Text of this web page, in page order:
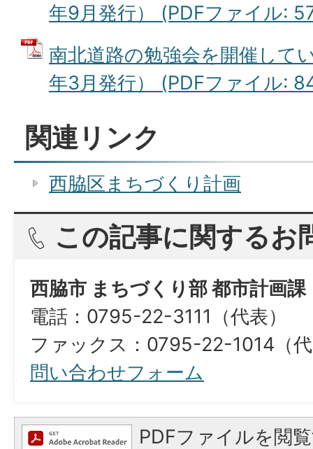
年9月発行） (PDFファイル:
南北道路の勉強会を開催し
年3月発行） (PDFファイル:
関連リンク
西脇区まちづくり計画
この記事に関するお
西脇市 まちづくり部 都市計画課
電話：0795-22-3111（代表）
ファックス：0795-22-1014（
問い合わせフォーム
PDFファイルを閲